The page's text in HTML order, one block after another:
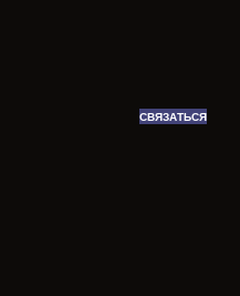
СВЯЗАТЬСЯ